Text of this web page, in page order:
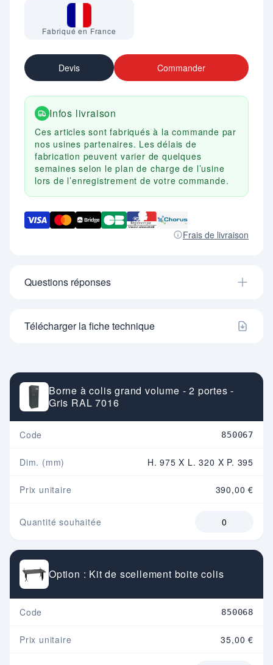
- Serrure Colislock PTT*.
- 2 tablettes amovibles.
- Toit avec rejet d'eau.
- Coloris : Gris RAL 7016.
- En option : Kit d'ancrage au sol.
- Dim. (mm) : H. 975 X L. 320 X P. 395.
* Principe de la serrure COLISLOCK : A la première
dépose de colis par un transporteur par le cylindre
réservé à LA POSTE, le colis sera sécurisé à
l'intérieur de la boîte. Seul vous même pourrez
ouvrir la boite à colis avec votre clé. Vous pourrez,
si vous le souhaitez recevoir un nouveau colis en
manœuvrant le bouton intérieur de la serrure. Ce
bouton armera la serrure COLISLOCK pour la
réception d'un nouveau colis. Dans le cas où vous
être déposé dans la boîte. Le cylindre réservé à LA
POSTE sera bloqué. Cette option peut être utilisée
si vous partez en vacances par exemple et que
Fabriqué en France
Devis Commander
Infos livraison
Ces articles sont fabriqués à la commande par
nos usines partenaires. Les délais de
fabrication peuvent varier de quelques
semaines selon le plan de charge de l’usine
lors de l’enregistrement de votre commande.
Frais de livraison
Questions réponses
Télécharger la fiche technique
Borne à colis grand volume - 2 portes -
Gris RAL 7016
Code 850067
Dim. (mm) H. 975 X L. 320 X P. 395
Prix unitaire 390,00 €
Quantité souhaitée
Option : Kit de scellement boite colis
Code 850068
Prix unitaire 35,00 €